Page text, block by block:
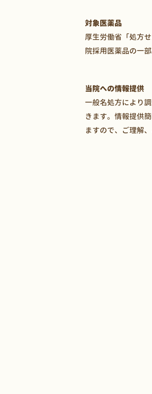
対象医薬品
厚生労働省「処方
院採用医薬品の一部
当院への情報提供
一般名処方により
きます。情報提供
ますので、ご理解